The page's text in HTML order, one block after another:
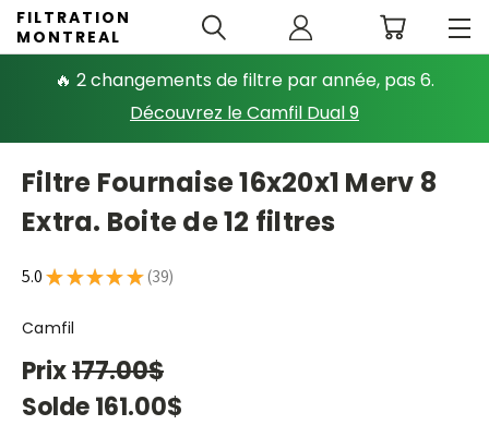
🔥 2 changements de filtre par année, pas 6.
Découvrez le Camfil Dual 9
FILTRATION
MONTREAL
Filtre Fournaise 16x20x1 Merv 8
Extra. Boite de 12 filtres
5.0★ ★ ★ ★ ★ 39
39
Camfil
Prix177.00$
Solde161.00$